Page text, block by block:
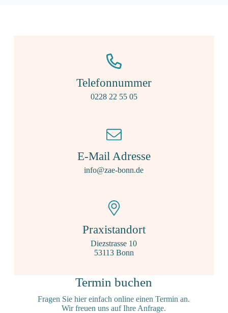
Telefonnummer
0228 22 55 05
E-Mail Adresse
info@zae-bonn.de
Praxistandort
Diezstrasse 10
53113 Bonn
Termin buchen
Fragen Sie hier einfach online einen Termin an.
Wir freuen uns auf Ihre Anfrage.